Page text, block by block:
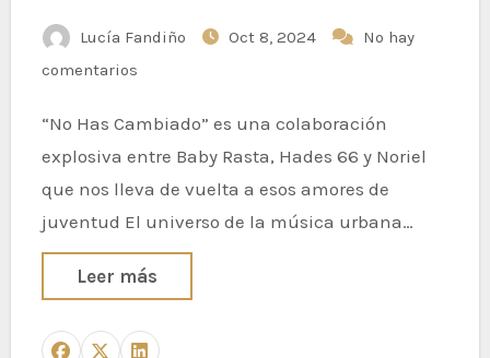
Lucía Fandiño Oct 8, 2024
No hay
comentarios
“No Has Cambiado” es una colaboración
explosiva entre Baby Rasta, Hades 66 y Noriel
que nos lleva de vuelta a esos amores de
juventud El universo de la música urbana…
Leer más